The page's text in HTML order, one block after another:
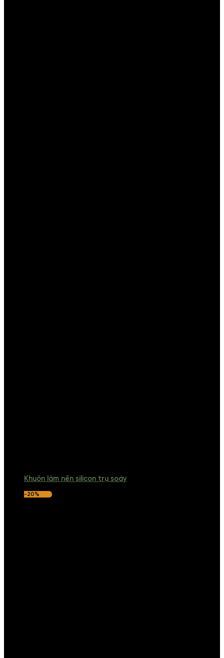
Khuôn làm nến silicon trụ soáy
-20%